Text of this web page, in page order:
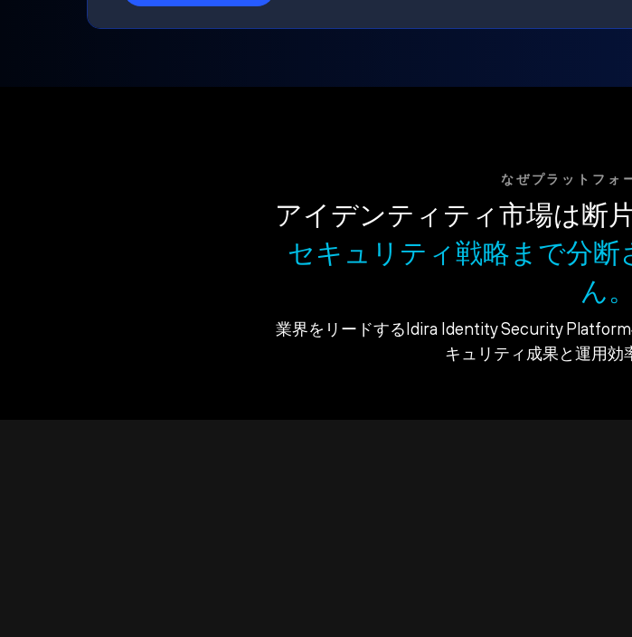
なぜプラットフォ
アイデンティティ市場は断
セキュリティ戦略まで分
ん。
業界をリードするIdira Identity Security
キュリティ成果と運用効